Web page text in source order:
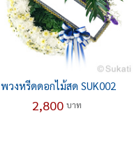
พวงหรีดดอกไม้สด SUK002
2,800 บาท